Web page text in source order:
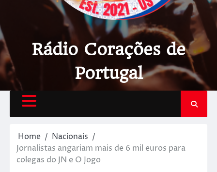
Rádio Corações de
Portugal
Home
Nacionais
Jornalistas angariam mais de 6 mil euros para
colegas do JN e O Jogo